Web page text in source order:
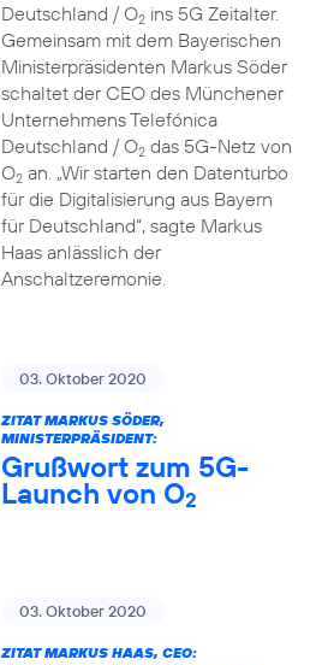
Deutschland / O2ins 5G Zeitalter.
Gemeinsam mit dem Bayerischen
Ministerpräsidenten Markus Söder
schaltet der CEO des Münchener
Unternehmens Telefónica
Deutschland / O2das 5G-Netz von
O2an. „Wir starten den Datenturbo
für die Digitalisierung aus Bayern
für Deutschland“, sagte Markus
Haas anlässlich der
Anschaltzeremonie.
03. Oktober 2020
ZITAT MARKUS SÖDER,
MINISTERPRÄSIDENT:
Grußwort zum 5G-
Launch von O2
03. Oktober 2020
ZITAT MARKUS HAAS, CEO: